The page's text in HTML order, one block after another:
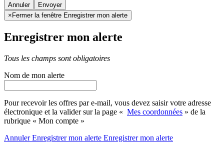
Annuler
× Fermer la fenêtre Enregistrer mon alerte
Enregistrer mon alerte
Tous les champs sont obligatoires
Nom de mon alerte
Pour recevoir les offres par e-mail, vous devez saisir votre adresse
électronique et la valider sur la page « Mes coordonnées » de la
rubrique « Mon compte »
AnnulerEnregistrer mon alerte Enregistrermon alerte